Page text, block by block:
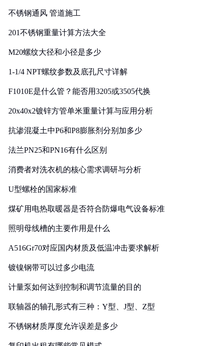
不锈钢通风 管道施工
201不锈钢重量计算方法大全
M20螺纹大径和小径是多少
1-1/4 NPT螺纹参数及底孔尺寸详解
F1010E是什么管？能否用3205或3505代换
20x40x2镀锌方管单米重量计算与应用分析
抗渗混凝土中P6和P8膨胀剂分别加多少
法兰PN25和PN16有什么区别
消费者对洗衣机的核心需求调研与分析
U型螺栓的国家标准
煤矿用电热取暖器是否符合防爆电气设备标准
照明母线槽的主要作用是什么
A516Gr70对应国内材质及低温冲击要求解析
镀镍钢带可以过多少电流
计量泵如何达到控制和调节流量的目的
联轴器的轴孔形式有三种：Y型、J型、Z型
不锈钢材质厚度允许误差是多少